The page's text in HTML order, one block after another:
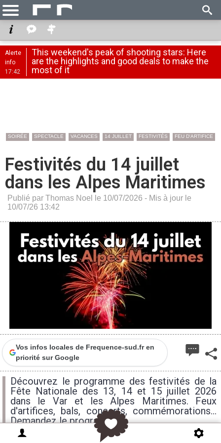
Alerte
info
17:42
This weekend's peak of shooting stars: Here
are the highlights and good deals to make the
most of it
SOIRÉE SPECTACLE VACANCES 14 JUILLET FESTIVITÉS FEU D'ARTIFICE
Festivités du 14 juillet
dans les Alpes Maritimes
Publié par Thomas Noel le 10/07/2026 - Mis à jour le
10/07/26 13:42
Vos infos locales de Frequence-sud.fr en
priorité sur Google
Découvrez le programme des festivités de la
Fête Nationale des 13, 14 et 15 juillet 2026
dans le Var et les Alpes Maritimes. Feux
d'artifices, bals, concerts, commémorations...
Demandez le programme !